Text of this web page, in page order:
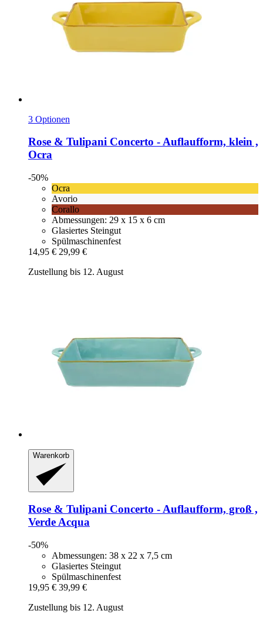
3 Optionen
Rose & Tulipani Concerto -​ Auflaufform, klein ,
Ocra
-50%
Ocra
Avorio
Corallo
Abmessungen: 29 x 15 x 6 cm
Glasiertes Steingut
Spülmaschinenfest
14,95 € 29,99 €
Zustellung bis 12. August
Warenkorb
Rose & Tulipani Concerto -​ Auflaufform, groß ,
Verde Acqua
-50%
Abmessungen: 38 x 22 x 7,5 cm
Glasiertes Steingut
Spülmaschinenfest
19,95 € 39,99 €
Zustellung bis 12. August